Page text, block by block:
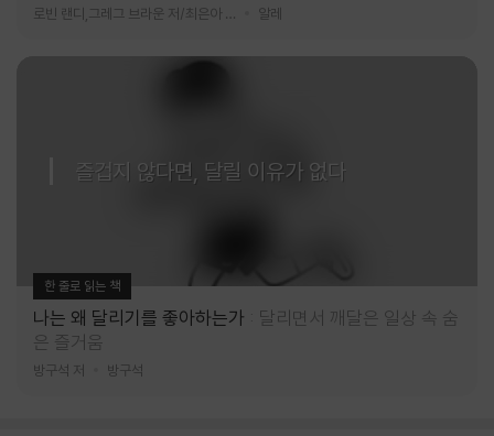
알레
즐겁지 않다면, 달릴 이유가 없다
한 줄로 읽는 책
나는 왜 달리기를 좋아하는가
달리면서 깨달은 일상 속 숨
은 즐거움
방구석 저 방구석